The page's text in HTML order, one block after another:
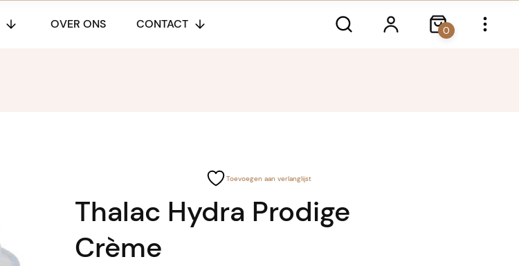
OVER ONS CONTACT 0
Thalac Hydra Prodige
Crème
Toevoegen aan verlanglijst